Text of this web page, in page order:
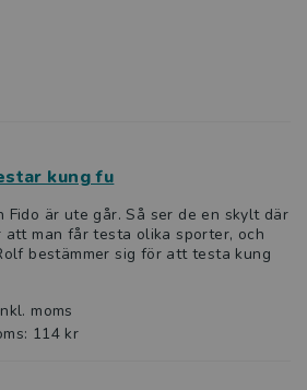
kung fu
Fido är ute går. Så ser de en skylt där
att man får testa olika sporter, och
bestämmer sig för att testa kung
moms
114 kr